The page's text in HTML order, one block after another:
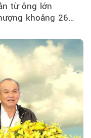
từ ông lớn
khoảng 262